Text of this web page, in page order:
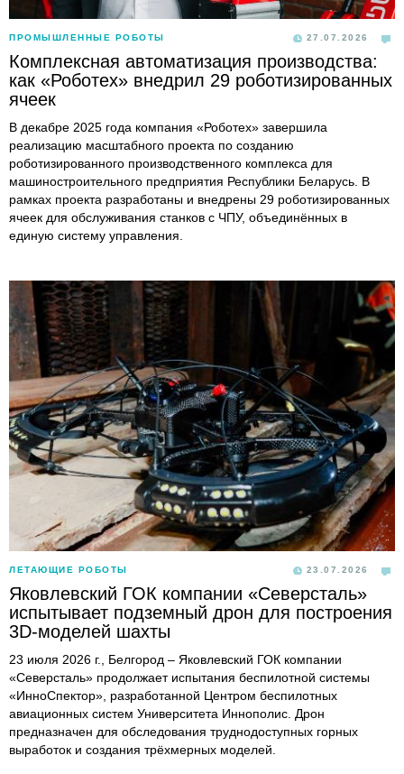
ПРОМЫШЛЕННЫЕ РОБОТЫ 27.07.2026
Комплексная автоматизация производства:
как «Роботех» внедрил 29 роботизированных
ячеек
В декабре 2025 года компания «Роботех» завершила
реализацию масштабного проекта по созданию
роботизированного производственного комплекса для
машиностроительного предприятия Республики Беларусь. В
рамках проекта разработаны и внедрены 29 роботизированных
ячеек для обслуживания станков с ЧПУ, объединённых в
единую систему управления.
ЛЕТАЮЩИЕ РОБОТЫ 23.07.2026
Яковлевский ГОК компании «Северсталь»
испытывает подземный дрон для построения
3D-моделей шахты
23 июля 2026 г., Белгород – Яковлевский ГОК компании
«Северсталь» продолжает испытания беспилотной системы
«ИнноСпектор», разработанной Центром беспилотных
авиационных систем Университета Иннополис. Дрон
предназначен для обследования труднодоступных горных
выработок и создания трёхмерных моделей.